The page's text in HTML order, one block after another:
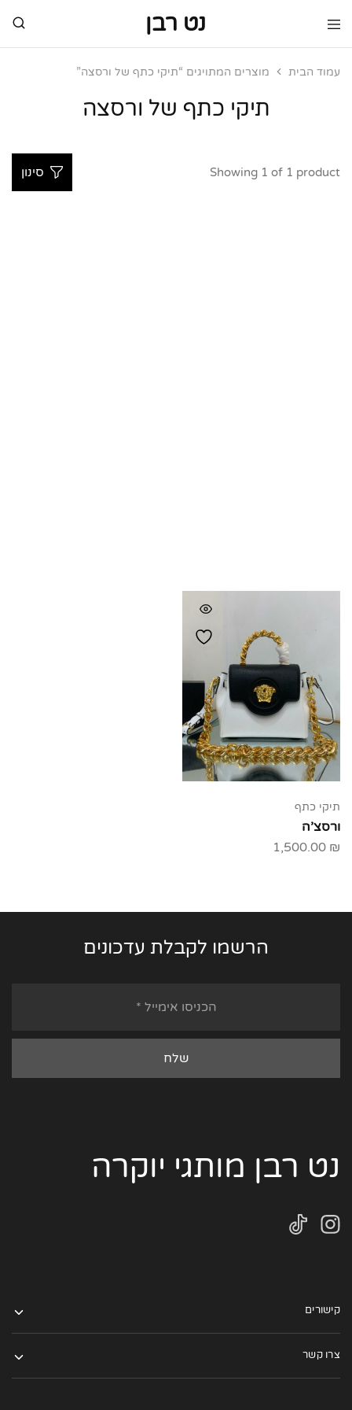
נט רבן
נט
מותגי
מותגי
עמוד הבית מוצרים המתויגים “תיקי כתף של ורסצה”
תיקי כתף של ורסצה
Showing 1 of 1 product
תיקי כתף
ורסצ’ה
1,500.00 ₪
הרשמו לקבלת עדכונים
נט רבן מותגי יוקרה
קישורים
צרו קשר